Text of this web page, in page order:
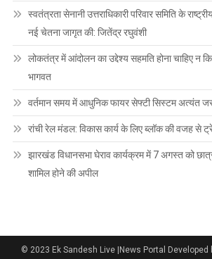
स्वतंत्रता सेनानी उत्तराधिकारी परिवार समिति के
नई चेतना जागृत की: जितेंद्र रघुवंशी
लोकतंत्र में आंदोलन का उद्देश्य सहमति होना चाहिए न
भागवत
वर्तमान समय में आधुनिक फायर सेफ्टी सिस्टम अत्यंत
रांची रेल मंडल: विकास कार्य के लिए ब्लॉक की वजह से
झारखंड विधानसभा घेराव कार्यक्रम में 7 अगस्त को
शामिल होने की अपील
© 2023 Ek Sandesh Live |News Portal Developed